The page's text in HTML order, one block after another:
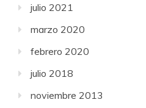
julio 2021
marzo 2020
febrero 2020
julio 2018
noviembre 2013